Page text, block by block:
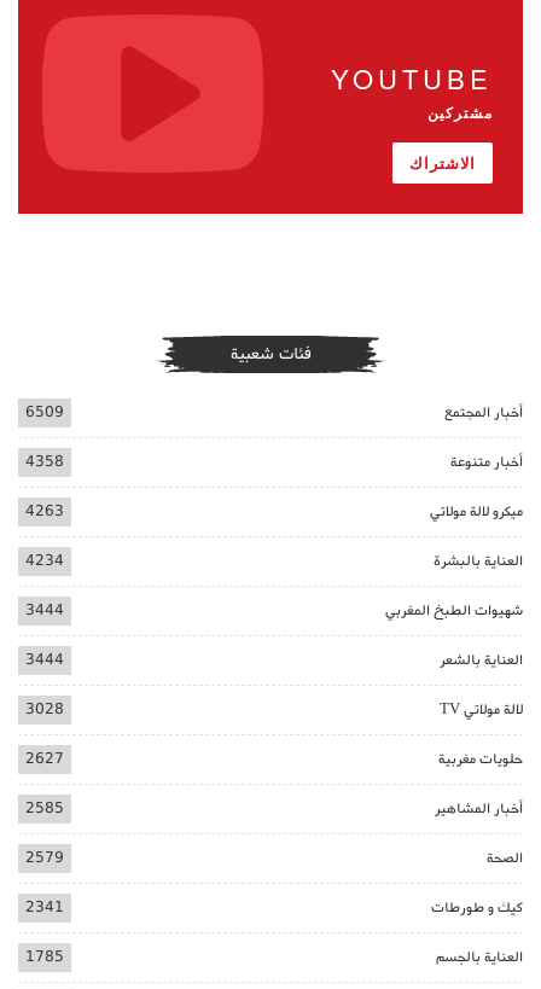
YOUTUBE
مشتركين
الاشتراك
فئات شعبية
أخبار المجتمع 6509
أخبار متنوعة 4358
ميكرو لالة مولاتي 4263
العناية بالبشرة 4234
شهيوات الطبخ المغربي 3444
العناية بالشعر 3444
لالة مولاتي TV 3028
حلويات مغربية 2627
أخبار المشاهير 2585
الصحة 2579
كيك و طورطات 2341
العناية بالجسم 1785